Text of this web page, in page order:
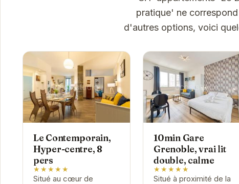
pratique' ne
d'autres options, voici
Le Contemporain,
Hyper-centre, 8
pers
★★★★★
Situé au cœur de
10min Gare
Grenoble, vrai lit
double, calme
★★★★★
Situé à proximité de la